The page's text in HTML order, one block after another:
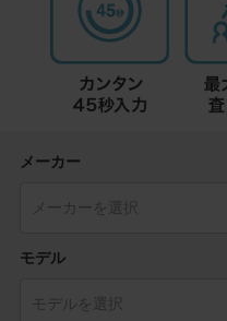
メーカー
モデル